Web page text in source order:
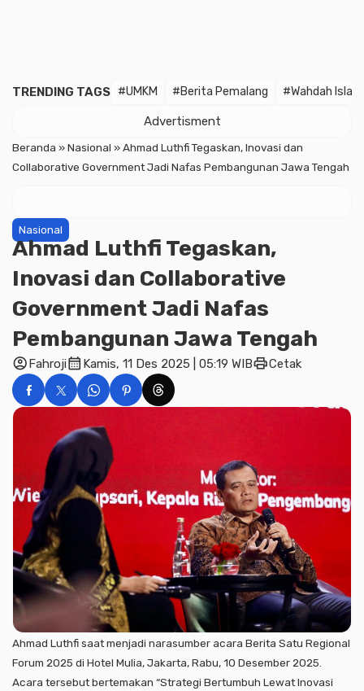
TRENDING TAGS #UMKM #Berita Pemalang #Wahdah
Advertisment
Beranda »Nasional »Ahmad Luthfi Tegaskan, Inovasi dan
Collaborative Government Jadi Nafas Pembangunan Jawa Tengah
Nasional
Ahmad Luthfi Tegaskan,
Inovasi dan Collaborative
Government Jadi Nafas
Pembangunan Jawa Tengah
account_circleFahrojicalendar_month Kamis, 11 Des 2025 | 05:19 WIBprintCetak
Ahmad Luthfi saat menjadi narasumber acara Berita Satu Regional
Forum 2025 di Hotel Mulia, Jakarta, Rabu, 10 Desember 2025.
Acara tersebut bertemakan “Strategi Bertumbuh Lewat Inovasi